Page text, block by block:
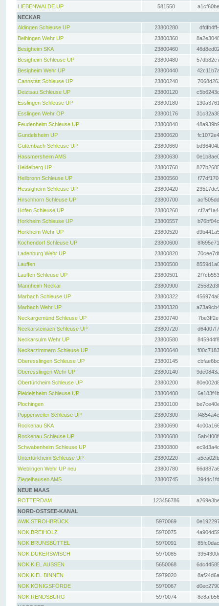
LIEBENWALDE UP
581550
NECKAR
Aldingen Schleuse UP
23800280
Beihingen Wehr UP
23800360
Besigheim SKA
23800460
Besigheim Schleuse UP
23800480
Besigheim Wehr UP
23800440
Cannstatt Schleuse UP
23800240
Deizisau Schleuse UP
23800120
Esslingen Schleuse UP
23800180
Esslingen Wehr OP
23800176
Feudenheim Schleuse UP
23800840
Gundelsheim UP
23800620
Guttenbach Schleuse UP
23800660
Hassmersheim AMS
23800630
Heidelberg UP
23800760
Heilbronn Schleuse UP
23800560
Hessigheim Schleuse UP
23800420
Hirschhorn Schleuse UP
23800700
Hofen Schleuse UP
23800260
Horkheim Schleuse UP
23800557
Horkheim Wehr UP
23800520
Kochendorf Schleuse UP
23800600
Ladenburg Wehr UP
23800820
Lauffen
23800500
Lauffen Schleuse UP
23800501
Mannheim Neckar
23800900
Marbach Schleuse UP
23800322
Marbach Wehr UP
23800320
Neckargemünd Schleuse UP
23800740
Neckarsteinach Schleuse UP
23800720
Neckarsulm Wehr UP
23800580
Neckarzimmern Schleuse UP
23800640
Oberesslingen Schleuse UP
23800145
Oberesslingen Wehr UP
23800140
Obertürkheim Schleuse UP
23800200
Pleidelsheim Schleuse UP
23800400
Plochingen
23800100
Poppenweiler Schleuse UP
23800300
Rockenau SKA
23800690
Rockenau Schleuse UP
23800680
Schwabenheim Schleuse UP
23800800
Untertürkheim Schleuse UP
23800220
Wieblingen Wehr UP neu
23800780
Ziegelhausen AMS
23800745
NEUE MAAS
ROTTERDAM
123456786
NORD-OSTSEE-KANAL
AWK STROHBRÜCK
5970069
NOK BREIHOLZ
5970075
NOK BRUNSBÜTTEL
5970091
NOK DÜKERSWISCH
5970085
NOK KIEL AUSSEN
5650068
NOK KIEL BINNEN
5979020
NOK KÖNIGSFÖRDE
5970067
NOK RENDSBURG
5970074